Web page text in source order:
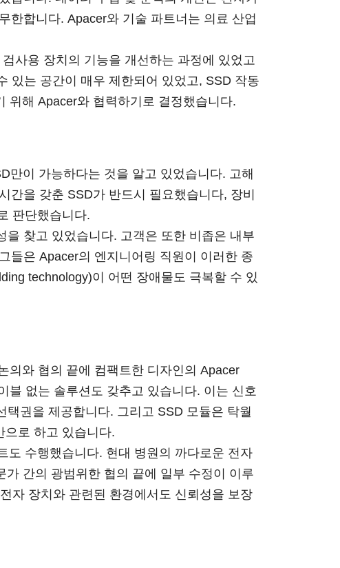
한합니다. Apacer와 기술 파트너는 의료 산업
사용 장치의 기능을 개선하는 과정에 있었고
있는 공간이 매우 제한되어 있었고, SSD 작동
위해 Apacer와 협력하기로 결정했습니다.
만이 가능하다는 것을 알고 있었습니다. 고해
을 갖춘 SSD가 반드시 필요했습니다, 장비
판단했습니다.
찾고 있었습니다. 고객은 또한 비좁은 내부
들은 Apacer의 엔지니어링 직원이 이러한 종
technology)이 어떤 장애물도 극복할 수 있
의와 협의 끝에 컴팩트한 디자인의 Apacer
블 없는 솔루션도 갖추고 있습니다. 이는 신호
권을 제공합니다. 그리고 SSD 모듈은 탁월
으로 하고 있습니다.
도 수행했습니다. 현대 병원의 까다로운 전자
간의 광범위한 협의 끝에 일부 수정이 이루
자 장치와 관련된 환경에서도 신뢰성을 보장